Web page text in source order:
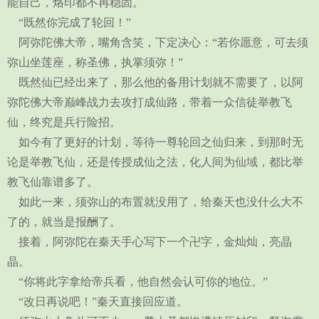
能自己，烙印都不再稳固。
“既然你完成了轮回！”
阿弥陀佛大帝，嘴角含笑，下定决心：“若你愿意，可去须
弥山坐莲座，称圣佛，执掌须弥！”
既然仙已经出来了，那么他的备用计划就不需要了，以阿
弥陀佛大帝巅峰战力去攻打成仙路，带着一众信徒举教飞
仙，终究是兵行险招。
如今有了更好的计划，等待一尊轮回之仙归来，到那时无
论是举教飞仙，还是传授成仙之法，化人间为仙域，都比举
教飞仙靠谱多了。
如此一来，须弥山的布置就没用了，给秦天也没什么大不
了的，就当是报酬了。
接着，阿弥陀在秦天手心写下一个卍字，金灿灿，亮晶
晶。
“你将此字拿给帝兵看，他自然会认可你的地位。”
“改日再说吧！”秦天直接回应道。